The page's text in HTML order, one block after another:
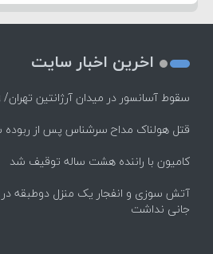
اخرین اخبار سایت
سقوط آسانسور در میدان آرژانتین تهران/ ۹ نفر مصدوم شدند
قتل هولناک مداح سرشناس پس از
کامیون با راننده هشت ساله توقیف شد
آتش سوزی و انفجار یک منزل دوطبقه
جانی نداشت